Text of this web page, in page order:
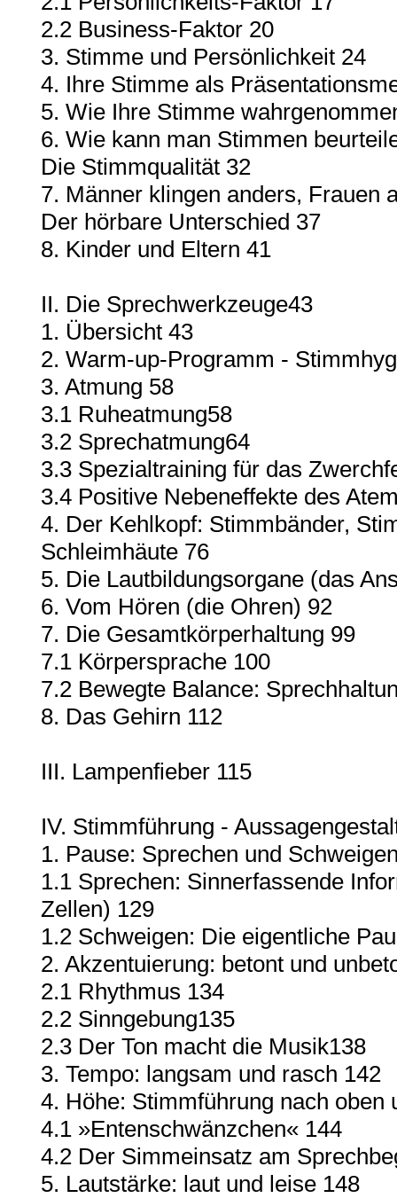
2.2 Business-Faktor 20
3. Stimme und Persönlichkeit 24
4. Ihre Stimme als
5. Wie Ihre Stimme
6. Wie kann man Stimmen
Die Stimmqualität 32
7. Männer klingen anders, Frauen
Der hörbare Unterschied 37
8. Kinder und Eltern 41
II. Die Sprechwerkzeuge43
1. Übersicht 43
2. Warm-up-Programm -
3. Atmung 58
3.1 Ruheatmung58
3.2 Sprechatmung64
3.3 Spezialtraining für das
3.4 Positive Nebeneffekte des
4. Der Kehlkopf: Stimmbänder,
Schleimhäute 76
5. Die Lautbildungsorgane (das
6. Vom Hören (die Ohren) 92
7. Die Gesamtkörperhaltung 99
7.1 Körpersprache 100
7.2 Bewegte Balance:
8. Das Gehirn 112
III. Lampenfieber 115
IV. Stimmführung -
1. Pause: Sprechen und
1.1 Sprechen: Sinnerfassende
Zellen) 129
1.2 Schweigen: Die eigentliche
2. Akzentuierung: betont und
2.1 Rhythmus 134
2.2 Sinngebung135
2.3 Der Ton macht die Musik138
3. Tempo: langsam und rasch 142
4. Höhe: Stimmführung nach oben
4.1 »Entenschwänzchen« 144
4.2 Der Simmeinsatz am
5. Lautstärke: laut und leise 148